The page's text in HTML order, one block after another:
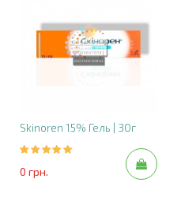
Skinoren 15% Гель | 30г
0 грн.